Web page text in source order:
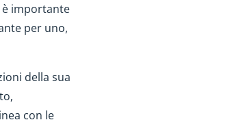
è importante
per uno,
della sua
con le